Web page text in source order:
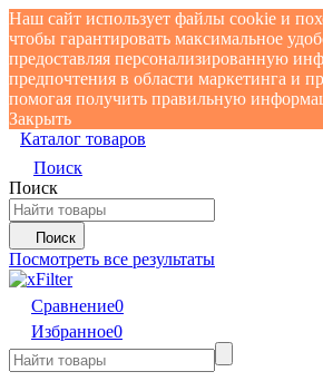
Наш сайт использует файлы cookie и
чтобы гарантировать максимальное
предоставляя персонализированную
предпочтения в области маркетинга и
помогая получить правильную
Закрыть
Каталог товаров
Поиск
Поиск
Поиск
Посмотреть все результаты
Сравнение0
Избранное0